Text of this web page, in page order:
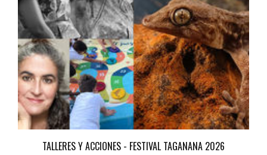
TALLERES Y ACCIONES - FESTIVAL TAGANANA 2026